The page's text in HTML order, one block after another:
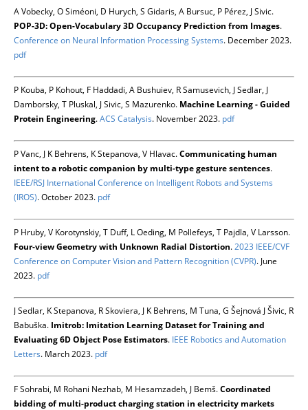
A Vobecky, O Siméoni, D Hurych, S Gidaris, A Bursuc, P Pérez, J Sivic.
POP-3D: Open-Vocabulary 3D Occupancy Prediction from Images.
Conference on Neural Information Processing Systems. December 2023.
pdf
P Kouba, P Kohout, F Haddadi, A Bushuiev, R Samusevich, J Sedlar, J
Damborsky, T Pluskal, J Sivic, S Mazurenko. Machine Learning - Guided
Protein Engineering.ACS Catalysis. November 2023. pdf
P Vanc, J K Behrens, K Stepanova, V Hlavac.Communicating human
intent to a robotic companion by multi-type gesture sentences.
IEEE/RSJ International Conference on Intelligent Robots and Systems
(IROS). October 2023. pdf
P Hruby, V Korotynskiy, T Duff, L Oeding, M Pollefeys, T Pajdla, V Larsson.
Four-view Geometry with Unknown Radial Distortion.2023 IEEE/CVF
Conference on Computer Vision and Pattern Recognition (CVPR). June
2023. pdf
J Sedlar, K Stepanova, R Skoviera, J K Behrens, M Tuna, G Šejnová J Šivic, R
Babuška. Imitrob: Imitation Learning Dataset for Training and
Evaluating 6D Object Pose Estimators. IEEE Robotics and Automation
Letters. March 2023. pdf
F Sohrabi, M Rohani Nezhab, M Hesamzadeh, J Bemš.Coordinated
bidding of multi-product charging station in electricity markets